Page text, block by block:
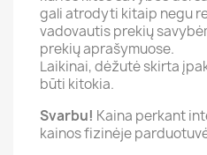
gali atrodyti kitaip negu
vadovautis prekių
prekių aprašymuose.
Laikinai, dėžutė skirta
būti kitokia.
Svarbu! Kaina perkant
kainos fizinėje